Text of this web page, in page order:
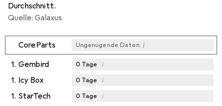
Durchschnitt.
Quelle: Galaxus
CoreParts Ungenügende Daten i
1. Gembird 0 Tage i
1. Icy Box 0 Tage i
1. StarTech 0 Tage i